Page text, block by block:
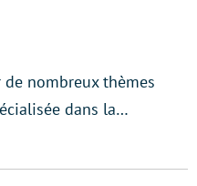
nombreux thèmes
dans la…